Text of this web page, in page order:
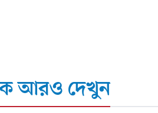
আরও দেখুন